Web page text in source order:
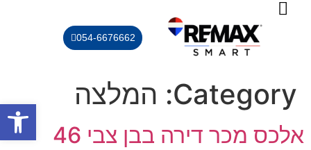
פתח
054-6676662
Category: המלצה
אלכס מכר דירה בבן צבי 46